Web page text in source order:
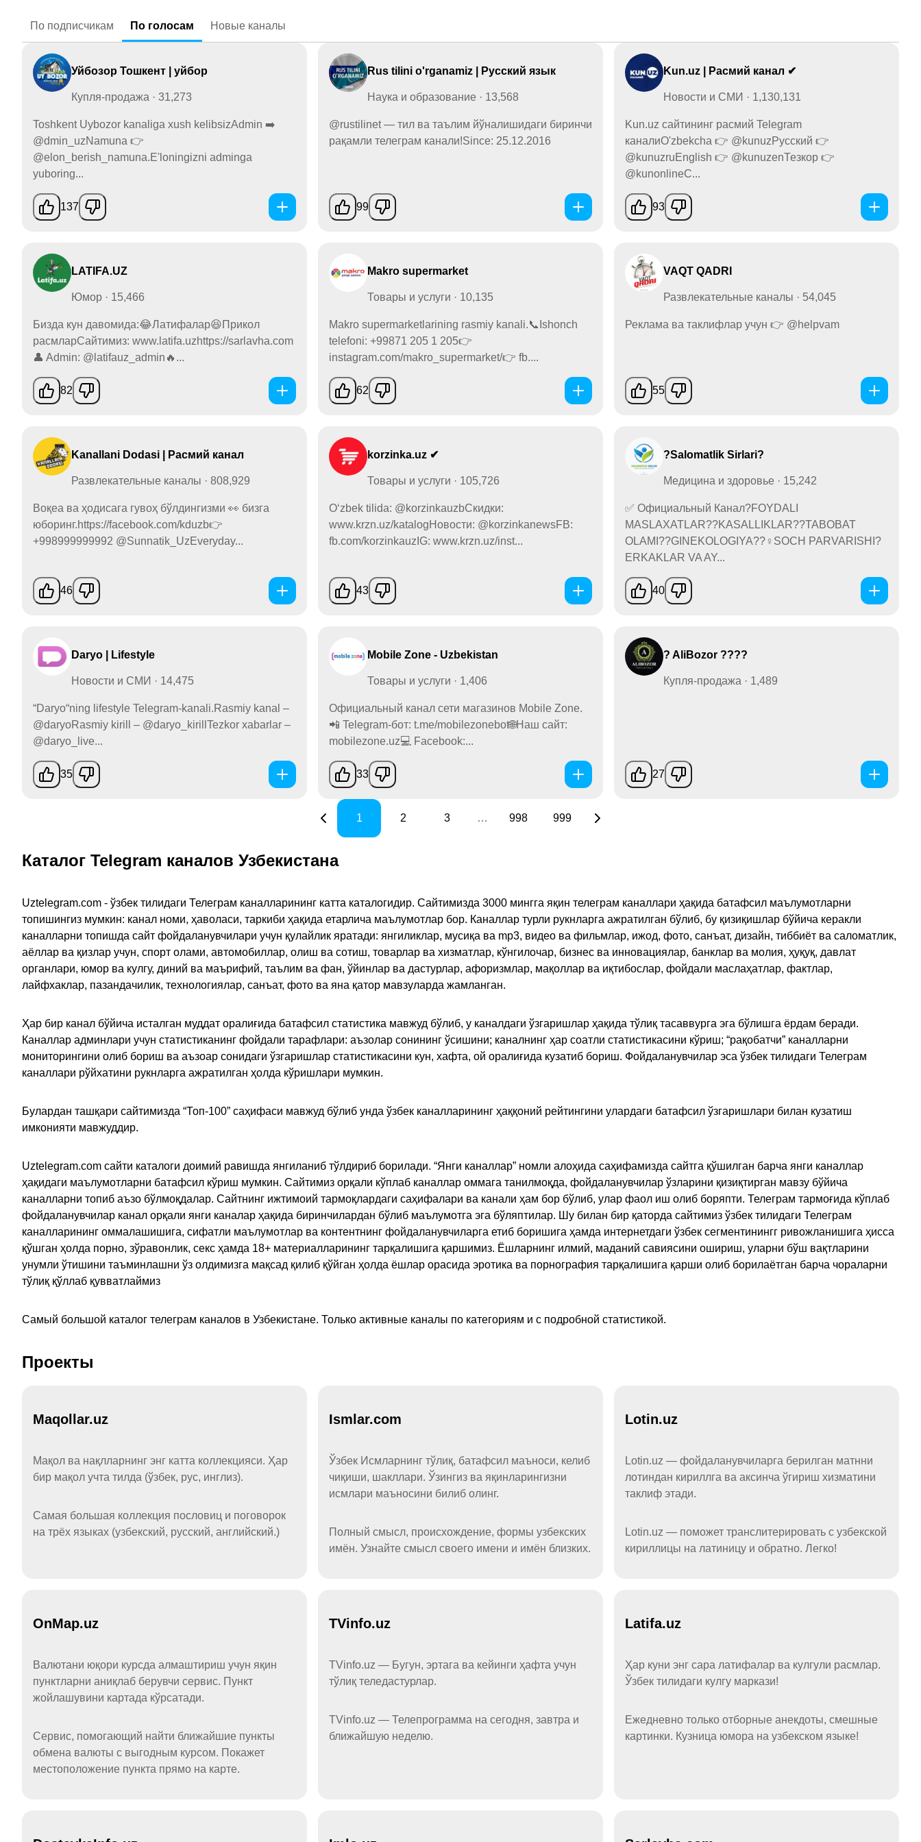
По подписчикам По голосам Новые каналы
Уйбозор Тошкент | уйбор
Купля-продажа · 31,273
Toshkent Uybozor kanaliga xush kelibsizAdmin ➡️
@dmin_uzNamuna 👉
@elon_berish_namuna.E'loningizni adminga
yuboring...
137
Rus tilini o'rganamiz | Русский язык
Наука и образование · 13,568
@rustilinet — тил ва таълим йўналишидаги биринчи
рақамли телеграм канали!Since: 25.12.2016
99
Kun.uz | Расмий канал ✔
Новости и СМИ · 1,130,131
Kun.uz сайтининг расмий Telegram
каналиO'zbekcha 👉 @kunuzРусский 👉
@kunuzruEnglish 👉 @kunuzenТезкор 👉
@kunonlineС...
93
LATIFA.UZ
Юмор · 15,466
Бизда кун давомида:😂Латифалар😆Прикол
расмларСайтимиз: www.latifa.uzhttps://sarlavha.com
👤 Admin: @latifauz_admin🔥...
82
Makro supermarket
Товары и услуги · 10,135
Makro supermarketlarining rasmiy kanali.📞Ishonch
telefoni: +99871 205 1 205👉
instagram.com/makro_supermarket/👉 fb....
62
VAQT QADRI
Развлекательные каналы · 54,045
Реклама ва таклифлар учун 👉 @helpvam
55
Kanallani Dodasi | Расмий канал
Развлекательные каналы · 808,929
Воқеа ва ҳодисага гувоҳ бўлдингизми 👀 бизга
юборинг.https://facebook.com/kduzb👉
+998999999992 @Sunnatik_UzEveryday...
46
korzinka.uz ✔
Товары и услуги · 105,726
O‘zbek tilida: @korzinkauzbСкидки:
www.krzn.uz/katalogНовости: @korzinkanewsFB:
fb.com/korzinkauzIG: www.krzn.uz/inst...
43
?Salomatlik Sirlari?
Медицина и здоровье · 15,242
✅ Официальный Канал?FOYDALI
MASLAXATLAR??KASALLIKLAR??TABOBAT
OLAMI??GINEKOLOGIYA??‍♀️SOCH PARVARISHI?
ERKAKLAR VA AY...
40
Daryo | Lifestyle
Новости и СМИ · 14,475
“Daryo“ning lifestyle Telegram-kanali.Rasmiy kanal –
@daryoRasmiy kirill – @daryo_kirillTezkor xabarlar –
@daryo_live...
35
Mobile Zone - Uzbekistan
Товары и услуги · 1,406
Официальный канал сети магазинов Mobile Zone.
📲 Telegram-бот: t.me/mobilezonebot🌐Наш сайт:
mobilezone.uz💻 Facebook:...
33
? AliBozor ????
Купля-продажа · 1,489
27
1 2 3 … 998 999
Каталог Telegram каналов Узбекистана
Uztelegram.com - ўзбек тилидаги Телеграм каналларининг катта каталогидир. Сайтимизда 3000 мингга яқин телеграм каналлари ҳақида батафсил маълумотларни
топишингиз мумкин: канал номи, ҳаволаси, таркиби ҳақида етарлича маълумотлар бор. Каналлар турли рукнларга ажратилган бўлиб, бу қизиқишлар бўйича керакли
каналларни топишда сайт фойдаланувчилари учун қулайлик яратади: янгиликлар, мусиқа ва mp3, видео ва фильмлар, ижод, фото, санъат, дизайн, тиббиёт ва саломатлик,
аёллар ва қизлар учун, спорт олами, автомобиллар, олиш ва сотиш, товарлар ва хизматлар, кўнгилочар, бизнес ва инновациялар, банклар ва молия, ҳуқуқ, давлат
органлари, юмор ва кулгу, диний ва маърифий, таълим ва фан, ўйинлар ва дастурлар, афоризмлар, мақоллар ва иқтибослар, фойдали маслаҳатлар, фактлар,
лайфхаклар, пазандачилик, технологиялар, санъат, фото ва яна қатор мавзуларда жамланган.
Ҳар бир канал бўйича исталган муддат оралиғида батафсил статистика мавжуд бўлиб, у каналдаги ўзгаришлар ҳақида тўлиқ тасаввурга эга бўлишга ёрдам беради.
Каналлар админлари учун статистиканинг фойдали тарафлари: аъзолар сонининг ўсишини; каналнинг ҳар соатли статистикасини кўриш; “рақобатчи” каналларни
мониторингини олиб бориш ва аъзоар сонидаги ўзгаришлар статистикасини кун, хафта, ой оралиғида кузатиб бориш. Фойдаланувчилар эса ўзбек тилидаги Телеграм
каналлари рўйхатини рукнларга ажратилган ҳолда кўришлари мумкин.
Булардан ташқари сайтимизда “Топ-100” саҳифаси мавжуд бўлиб унда ўзбек каналларининг ҳаққоний рейтингини улардаги батафсил ўзгаришлари билан кузатиш
имконияти мавжуддир.
Uztelegram.com сайти каталоги доимий равишда янгиланиб тўлдириб борилади. “Янги каналлар” номли алоҳида саҳифамизда сайтга қўшилган барча янги каналлар
ҳақидаги маълумотларни батафсил кўриш мумкин. Сайтимиз орқали кўплаб каналлар оммага танилмоқда, фойдаланувчилар ўзларини қизиқтирган мавзу бўйича
каналларни топиб аъзо бўлмоқдалар. Сайтнинг ижтимоий тармоқлардаги саҳифалари ва канали ҳам бор бўлиб, улар фаол иш олиб боряпти. Телеграм тармоғида кўплаб
фойдаланувчилар канал орқали янги каналар ҳақида биринчилардан бўлиб маълумотга эга бўляптилар. Шу билан бир қаторда сайтимиз ўзбек тилидаги Телеграм
каналларининг оммалашишига, сифатли маълумотлар ва контентнинг фойдаланувчиларга етиб боришига ҳамда интернетдаги ўзбек сегментинингг ривожланишига ҳисса
қўшган ҳолда порно, зўравонлик, секс ҳамда 18+ материалларининг тарқалишига қаршимиз. Ёшларнинг илмий, маданий савиясини ошириш, уларни бўш вақтларини
унумли ўтишини таъминлашни ўз олдимизга мақсад қилиб қўйган ҳолда ёшлар орасида эротика ва порнография тарқалишига қарши олиб борилаётган барча чораларни
тўлиқ қўллаб қувватлаймиз
Самый большой каталог телеграм каналов в Узбекистане. Только активные каналы по категориям и с подробной статистикой.
Проекты
Maqollar.uz
Мақол ва нақлларнинг энг катта коллекцияси. Ҳар
бир мақол учта тилда (ўзбек, рус, инглиз).
Самая большая коллекция пословиц и поговорок
на трёх языках (узбекский, русский, английский.)
Ismlar.com
Ўзбек Исмларнинг тўлиқ, батафсил маъноси, келиб
чиқиши, шакллари. Ўзингиз ва яқинларингизни
исмлари маъносини билиб олинг.
Полный смысл, происхождение, формы узбекских
имён. Узнайте смысл своего имени и имён близких.
Lotin.uz
Lotin.uz — фойдаланувчиларга берилган матнни
лотиндан кириллга ва аксинча ўгириш хизматини
таклиф этади.
Lotin.uz — поможет транслитерировать с узбекской
кириллицы на латиницу и обратно. Легко!
OnMap.uz
Валютани юқори курсда алмаштириш учун яқин
пунктларни аниқлаб берувчи сервис. Пункт
жойлашувини картада кўрсатади.
Сервис, помогающий найти ближайшие пункты
обмена валюты с выгодным курсом. Покажет
местоположение пункта прямо на карте.
TVinfo.uz
TVinfo.uz — Бугун, эртага ва кейинги ҳафта учун
тўлиқ теледастурлар.
TVinfo.uz — Телепрограмма на сегодня, завтра и
ближайшую неделю.
Latifa.uz
Ҳар куни энг сара латифалар ва кулгули расмлар.
Ўзбек тилидаги кулгу маркази!
Ежедневно только отборные анекдоты, смешные
картинки. Кузница юмора на узбекском языке!